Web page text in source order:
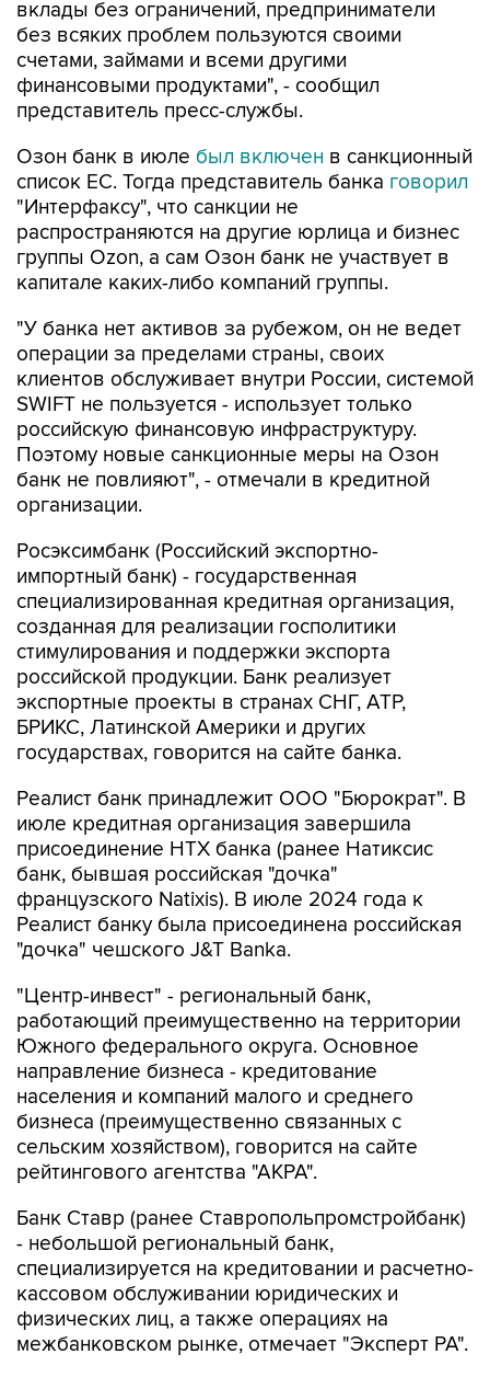
вклады без ограничений, предприниматели
без всяких проблем пользуются своими
счетами, займами и всеми другими
финансовыми продуктами", - сообщил
представитель пресс-службы.
Озон банк в июле был включен в санкционный
список ЕС. Тогда представитель банка говорил
"Интерфаксу", что санкции не
распространяются на другие юрлица и бизнес
группы Ozon, а сам Озон банк не участвует в
капитале каких-либо компаний группы.
"У банка нет активов за рубежом, он не ведет
операции за пределами страны, своих
клиентов обслуживает внутри России, системой
SWIFT не пользуется - использует только
российскую финансовую инфраструктуру.
Поэтому новые санкционные меры на Озон
банк не повлияют", - отмечали в кредитной
организации.
Росэксимбанк (Российский экспортно-
импортный банк) - государственная
специализированная кредитная организация,
созданная для реализации госполитики
стимулирования и поддержки экспорта
российской продукции. Банк реализует
экспортные проекты в странах СНГ, АТР,
БРИКС, Латинской Америки и других
государствах, говорится на сайте банка.
Реалист банк принадлежит ООО "Бюрократ". В
июле кредитная организация завершила
присоединение НТХ банка (ранее Натиксис
банк, бывшая российская "дочка"
французского Natixis). В июле 2024 года к
Реалист банку была присоединена российская
"дочка" чешского J&T Banka.
"Центр-инвест" - региональный банк,
работающий преимущественно на территории
Южного федерального округа. Основное
направление бизнеса - кредитование
населения и компаний малого и среднего
бизнеса (преимущественно связанных с
сельским хозяйством), говорится на сайте
рейтингового агентства "АКРА".
Банк Ставр (ранее Ставропольпромстройбанк)
- небольшой региональный банк,
специализируется на кредитовании и расчетно-
кассовом обслуживании юридических и
физических лиц, а также операциях на
межбанковском рынке, отмечает "Эксперт РА".